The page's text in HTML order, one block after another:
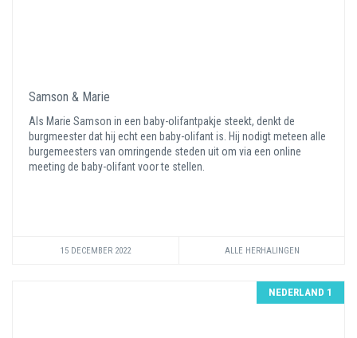
Samson & Marie
Als Marie Samson in een baby-olifantpakje steekt, denkt de
burgmeester dat hij echt een baby-olifant is. Hij nodigt meteen alle
burgemeesters van omringende steden uit om via een online
meeting de baby-olifant voor te stellen.
15 DECEMBER 2022 ALLE HERHALINGEN
NEDERLAND 1